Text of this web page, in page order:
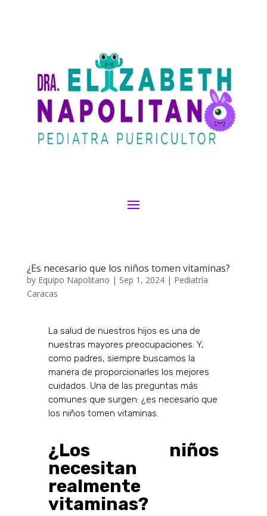
¿Es necesario que los niños tomen vitaminas?
by Equipo Napolitano | Sep 1, 2024| Pediatría
Caracas
La salud de nuestros hijos es una de
nuestras mayores preocupaciones. Y,
como padres, siempre buscamos la
manera de proporcionarles los mejores
cuidados. Una de las preguntas más
comunes que surgen: ¿es necesario que
los niños tomen vitaminas.
¿Los niños
necesitan
realmente
vitaminas?